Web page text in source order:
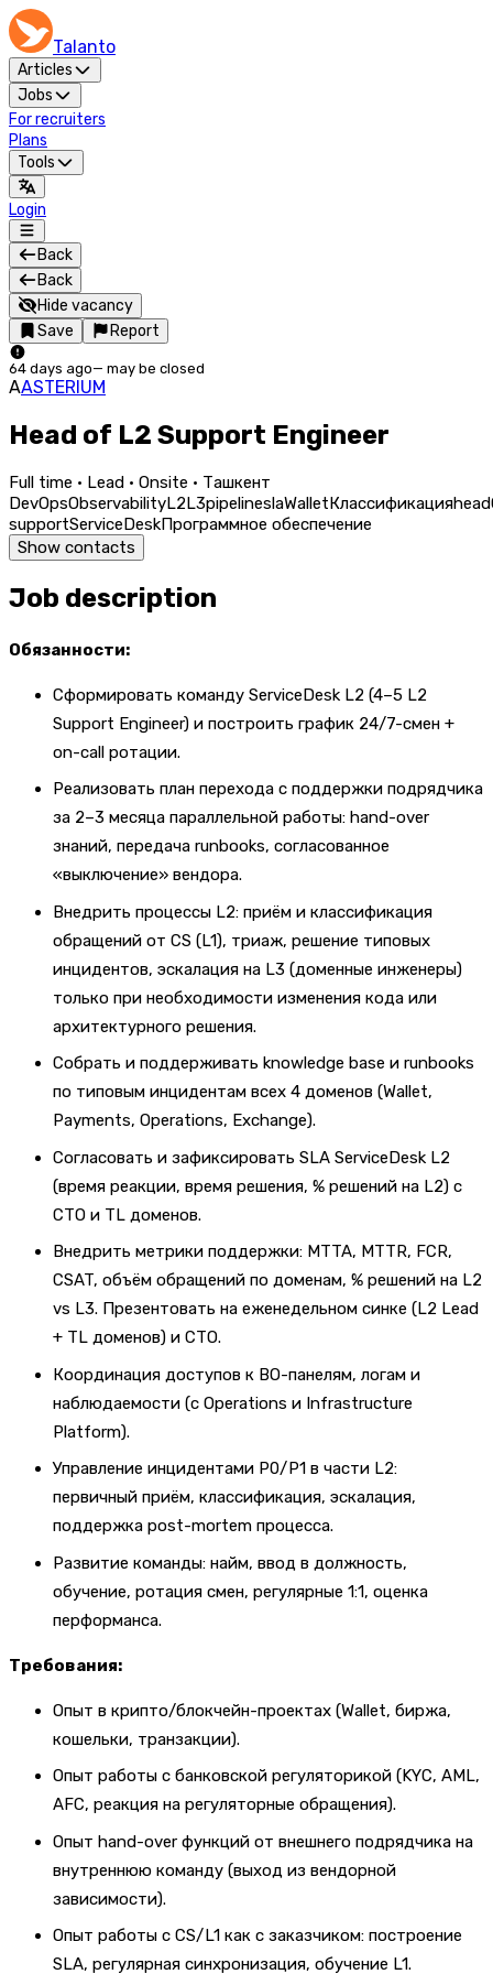
Talanto
Articles
Jobs
For recruiters
Plans
Tools
Login
Back
Back
Hide vacancy
Save
Report
64 days ago— may be closed
AASTERIUM
Head of L2 Support Engineer
Full time · Lead · Onsite · Ташкент
DevOpsObservabilityL2L3pipelineslaWalletКлассификацияhead
supportServiceDeskПрограммное обеспечение
Show contacts
Job description
Обязанности:
Сформировать команду ServiceDesk L2 (4–5 L2
Support Engineer) и построить график 24/7-смен +
on-call ротации.
Реализовать план перехода с поддержки подрядчика
за 2–3 месяца параллельной работы: hand-over
знаний, передача runbooks, согласованное
«выключение» вендора.
Внедрить процессы L2: приём и классификация
обращений от CS (L1), триаж, решение типовых
инцидентов, эскалация на L3 (доменные инженеры)
только при необходимости изменения кода или
архитектурного решения.
Собрать и поддерживать knowledge base и runbooks
по типовым инцидентам всех 4 доменов (Wallet,
Payments, Operations, Exchange).
Согласовать и зафиксировать SLA ServiceDesk L2
(время реакции, время решения, % решений на L2) с
CTO и TL доменов.
Внедрить метрики поддержки: MTTA, MTTR, FCR,
CSAT, объём обращений по доменам, % решений на L2
vs L3. Презентовать на еженедельном синке (L2 Lead
+ TL доменов) и CTO.
Координация доступов к BO-панелям, логам и
наблюдаемости (с Operations и Infrastructure
Platform).
Управление инцидентами P0/P1 в части L2:
первичный приём, классификация, эскалация,
поддержка post-mortem процесса.
Развитие команды: найм, ввод в должность,
обучение, ротация смен, регулярные 1:1, оценка
перформанса.
Требования:
Опыт в крипто/блокчейн-проектах (Wallet, биржа,
кошельки, транзакции).
Опыт работы с банковской регуляторикой (KYC, AML,
AFC, реакция на регуляторные обращения).
Опыт hand-over функций от внешнего подрядчика на
внутреннюю команду (выход из вендорной
зависимости).
Опыт работы с CS/L1 как с заказчиком: построение
SLA, регулярная синхронизация, обучение L1.